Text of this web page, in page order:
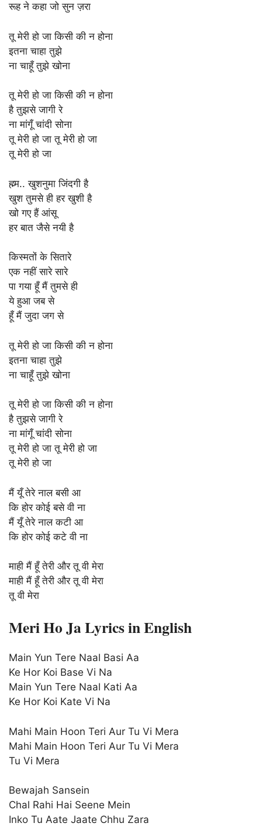
रूह ने कहा जो सुन ज़रा
तू मेरी हो जा किसी की न होना
इतना चाहा तुझे
ना चाहूँ तुझे खोना
तू मेरी हो जा किसी की न होना
है तुझसे जागी रे
ना मांगूँ चांदी सोना
तू मेरी हो जा तू मेरी हो जा
तू मेरी हो जा
ह्म्म.. खुशनुमा जिंदगी है
खुश तुमसे ही हर खुशी है
खो गए हैं आंसू
हर बात जैसे नयी है
किस्मतों के सितारे
एक नहीं सारे सारे
पा गया हूँ मैं तुमसे ही
ये हुआ जब से
हूँ मैं जुदा जग से
तू मेरी हो जा किसी की न होना
इतना चाहा तुझे
ना चाहूँ तुझे खोना
तू मेरी हो जा किसी की न होना
है तुझसे जागी रे
ना मांगूँ चांदी सोना
तू मेरी हो जा तू मेरी हो जा
तू मेरी हो जा
मैं यूँ तेरे नाल बसी आ
कि होर कोई बसे वी ना
मैं यूँ तेरे नाल कटी आ
कि होर कोई कटे वी ना
माही मैं हूँ तेरी और तू वी मेरा
माही मैं हूँ तेरी और तू वी मेरा
तू वी मेरा
Meri Ho Ja Lyrics in English
Main Yun Tere Naal Basi Aa
Ke Hor Koi Base Vi Na
Main Yun Tere Naal Kati Aa
Ke Hor Koi Kate Vi Na
Mahi Main Hoon Teri Aur Tu Vi Mera
Mahi Main Hoon Teri Aur Tu Vi Mera
Tu Vi Mera
Bewajah Sansein
Chal Rahi Hai Seene Mein
Inko Tu Aate Jaate Chhu Zara